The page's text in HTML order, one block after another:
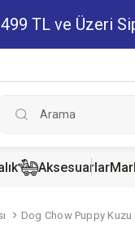
499 TL ve Üzeri
Aksesuarlar
Dog Chow Puppy Kuzu